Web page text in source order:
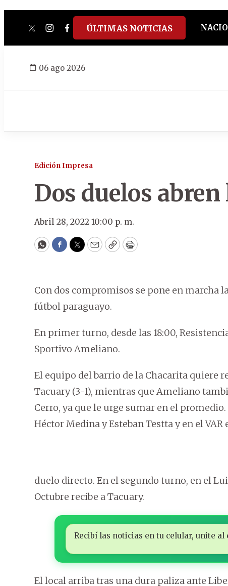
twitterinstagram
facebook
tiktokyoutube
spotify
ÚLTIMAS NOTICIAS
06 ago 2026
Edición Impresa
Dos duelos abren
Abril 28, 2022 10:00 p. m.
WhatsApp
Facebook
Twitter
EmailCopyPrint
Con dos compromisos se pone en marcha
fútbol paraguayo.
En primer turno, desde las 18:00,
Sportivo Ameliano.
El equipo del barrio de la Chacarita quiere
Tacuary (3-1), mientras que Ameliano
Cerro, ya que le urge sumar en el
Héctor Medina y Esteban Testta y en el VAR
duelo directo. En el segundo turno, en el
Octubre recibe a Tacuary.
Recibí las noticias en tu celular, unite al
El local arriba tras una dura paliza ante